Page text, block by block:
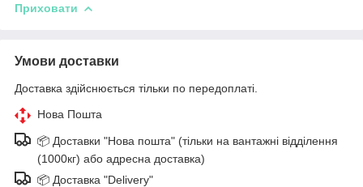
Приховати
Умови доставки
Доставка здійснюється тільки по передоплаті.
Нова Пошта
📦 Доставки "Нова пошта" (тільки на вантажні відділення
(1000кг) або адресна доставка)
📦 Доставка "Delivery"